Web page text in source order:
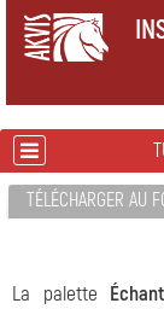
TÉLÉCHARGER AU
La palette